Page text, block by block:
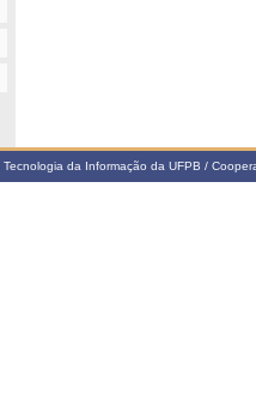
da Informação da UFPB /